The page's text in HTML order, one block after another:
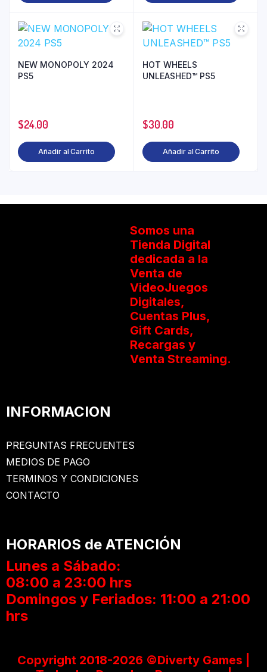
NEW MONOPOLY 2024
PS5
$24.00
Añadir al Carrito
HOT WHEELS
UNLEASHED™ PS5
$30.00
Añadir al Carrito
Somos una
Tienda Digital
dedicada a la
Venta de
VideoJuegos
Digitales,
Cuentas Plus,
Gift Cards,
Recargas y
Venta Streaming.
INFORMACION
PREGUNTAS FRECUENTES
MEDIOS DE PAGO
TERMINOS Y CONDICIONES
CONTACTO
HORARIOS de ATENCIÓN
Lunes a Sábado:
08:00 a 23:00 hrs
Domingos y Feriados: 11:00 a 21:00
hrs
Copyright 2018-2026 ©Diverty Games |